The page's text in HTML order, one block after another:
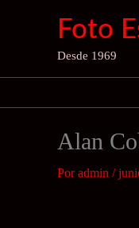
Foto
Desde 1969
Alan
Poradmin /